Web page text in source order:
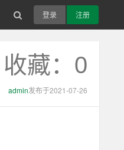
登录 注册
收藏：0
admin发布于2021-07-26